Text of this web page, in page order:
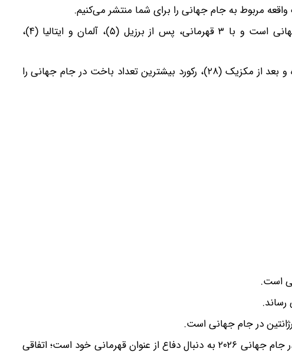
تیم ملی آرژانتین یکی از موفق‌ترین تیم‌های تاریخ جام جهانی است و با ۳ قهرمانی، پس از برزیل (۵)، آلمان و ایتالیا (۴)،
این تیم در تاریخ جام جهانی ۲۴ بار طعم شکست را چشیده و بعد از مکزیک (۲۸)، رکورد بیشترین تعداد باخت در جام جهانی را
آرژانتین با هدایت لیونل اسکالونی و کاپیتانی لیونل مسی، در جام جهانی ۲۰۲۶ به دنبال دفاع از عنوان قهرمانی خود است؛ اتفاقی